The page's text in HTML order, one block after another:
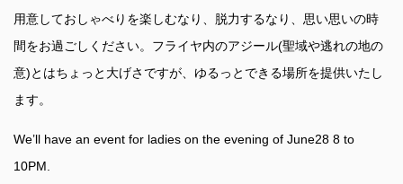
用意しておしゃべりを楽しむなり、脱力するなり、思い思いの時
間をお過ごしください。フライヤ内のアジール(聖域や逃れの地の
意)とはちょっと大げさですが、ゆるっとできる場所を提供いたし
ます。
We’ll have an event for ladies on the evening of June28 8 to
10PM.